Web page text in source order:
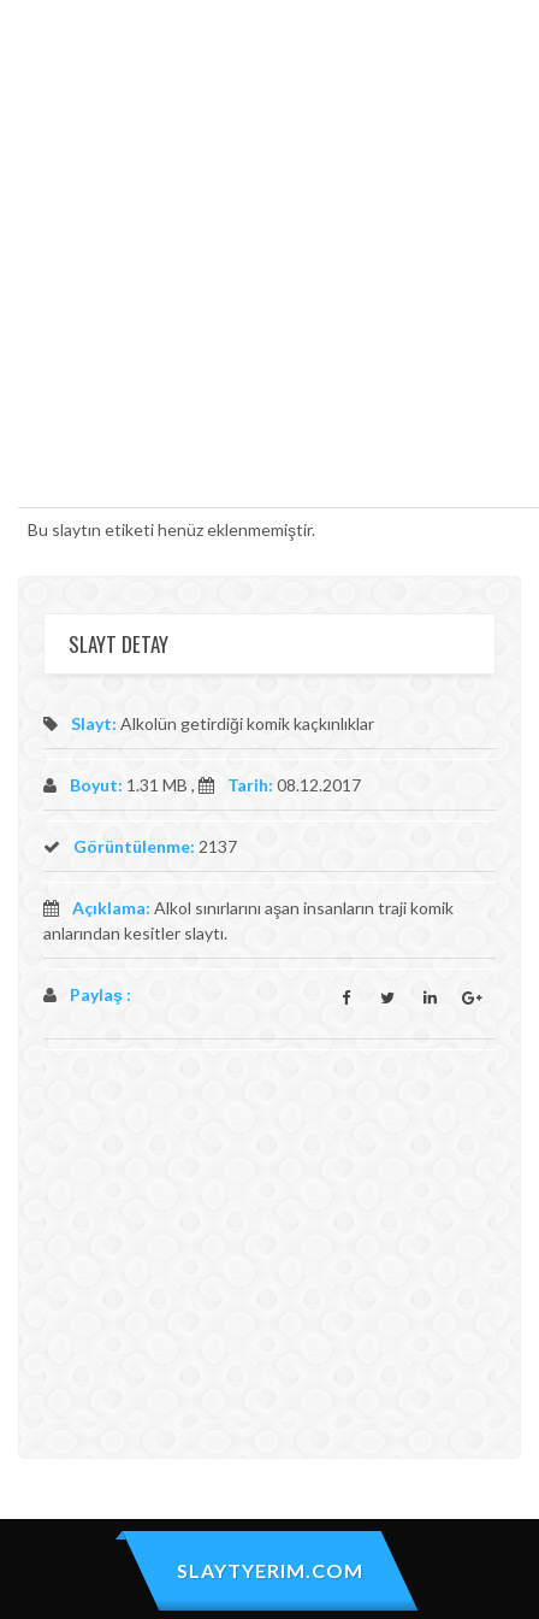
Bu slaytın etiketi henüz eklenmemiştir.
SLAYT DETAY
Slayt: Alkolün getirdiği komik kaçkınlıklar
Boyut: 1.31 MB , Tarih: 08.12.2017
Görüntülenme: 2137
Açıklama: Alkol sınırlarını aşan insanların traji komik
anlarından kesitler slaytı.
Paylaş :
SLAYTYERIM.COM